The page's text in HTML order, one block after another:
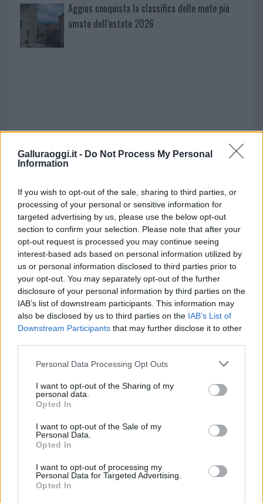
Galluraoggi.it - Do Not Process My Personal
Information
If you wish to opt-out of the sale, sharing to third parties, or
processing of your personal or sensitive information for
targeted advertising by us, please use the below opt-out
section to confirm your selection. Please note that after your
opt-out request is processed you may continue seeing
interest-based ads based on personal information utilized by
us or personal information disclosed to third parties prior to
your opt-out. You may separately opt-out of the further
disclosure of your personal information by third parties on the
IAB’s list of downstream participants. This information may
also be disclosed by us to third parties on the IAB’s List of
Downstream Participants that may further disclose it to other
Please note that this website/app uses one or more Google
not limited to your visit or usage behaviour. You may click to
grant or deny consent to Google and its third-party tags to
use your data for below specified purposes in below Google
consent section.
Personal Data Processing Opt Outs
I want to opt-out of the Sharing of my
personal data.
Opted In
I want to opt-out of the Sale of my
Personal Data.
Opted In
I want to opt-out of processing my
Personal Data for Targeted Advertising.
Opted In
Aggius conquista la classifica delle mete più
amate dell’estate 2026
Mario Malu
Paolo Pinna
Martina Agostina Diturco
I nostri cari
I nostri cari